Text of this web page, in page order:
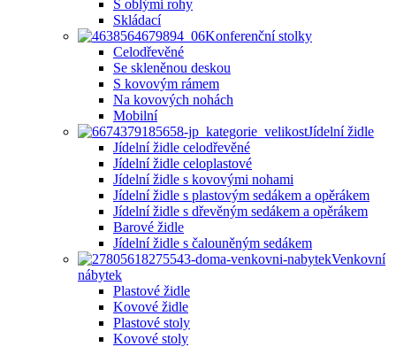
S oblými rohy
Skládací
Konferenční stolky
Celodřevěné
Se skleněnou deskou
S kovovým rámem
Na kovových nohách
Mobilní
Jídelní židle
Jídelní židle celodřevěné
Jídelní židle celoplastové
Jídelní židle s kovovými nohami
Jídelní židle s plastovým sedákem a opěrákem
Jídelní židle s dřevěným sedákem a opěrákem
Barové židle
Jídelní židle s čalouněným sedákem
Venkovní
nábytek
Plastové židle
Kovové židle
Plastové stoly
Kovové stoly